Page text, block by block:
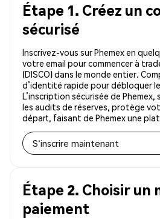
Étape 1. Créez un
sécurisé
Inscrivez-vous sur Phemex en
votre email pour commencer à
(DISCO) dans le monde entier.
d’identité rapide pour débloquer
L’inscription sécurisée de Phemex,
les audits de réserves, protège
départ, faisant de Phemex une
S'inscrire maintenant
Étape 2. Choisir un
paiement